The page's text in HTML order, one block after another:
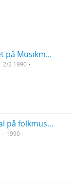
Manuskript till Kåseri hållet på Musikmuseet "När mina farmödrar möttes i Burundi"
2/2 1990
Manuskript till invigningstal på folkmusikfestivalen i Falun
1990